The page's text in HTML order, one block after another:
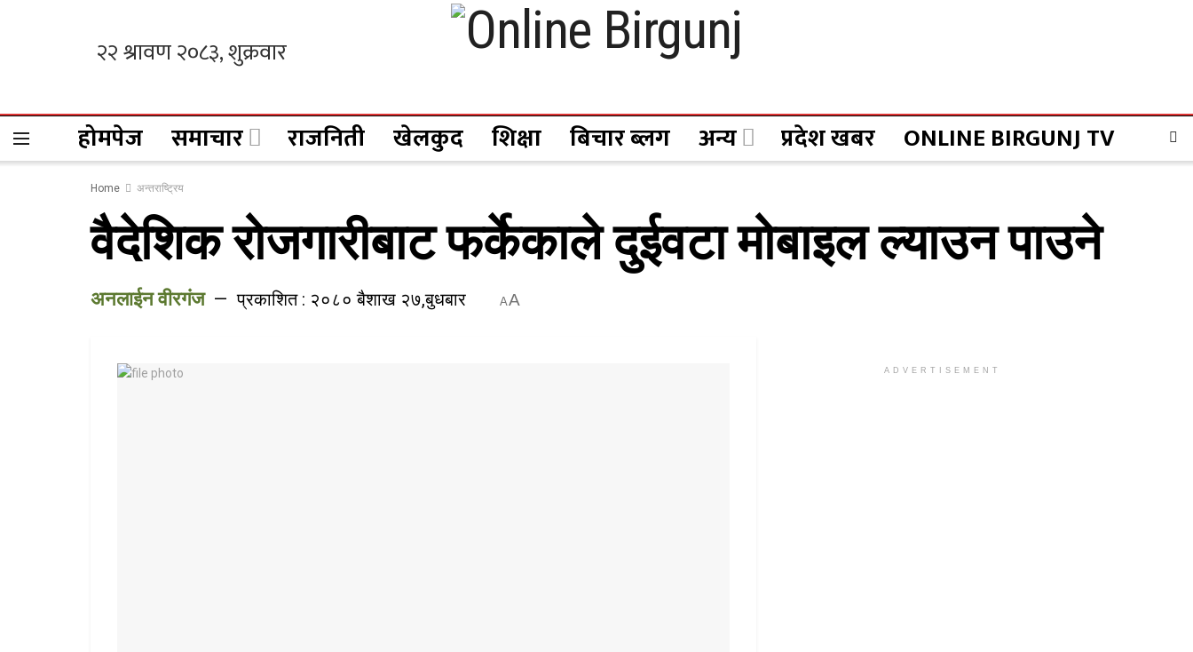
होमपेज समाचार राजनिती खेलकुद शिक्षा बिचार ब्लग अन्य प्रदेश खबर ONLINE BIRGUNJ TV
Home अन्तराष्ट्रिय
वैदेशिक रोजगारीबाट फर्केकाले दुईवटा मोबाइल ल्याउन पाउने
अनलाईन वीरगंज प्रकाशित : २०८० बैशाख २७,बुधबार AA
ADVERTISEMENT